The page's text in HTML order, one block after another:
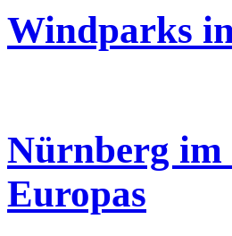
Windparks
Nürnberg im
Europas